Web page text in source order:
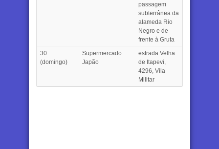
passagem
subterrânea da
alameda Rio
Negro e de
frente à Gruta
30
(domingo)
Supermercado
Japão
estrada Velha
de Itapevi,
4296, Vila
Militar